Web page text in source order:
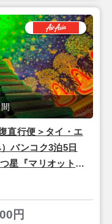
直行便＞タイ・エ
バンコク3泊5日
星『マリオットマ
円